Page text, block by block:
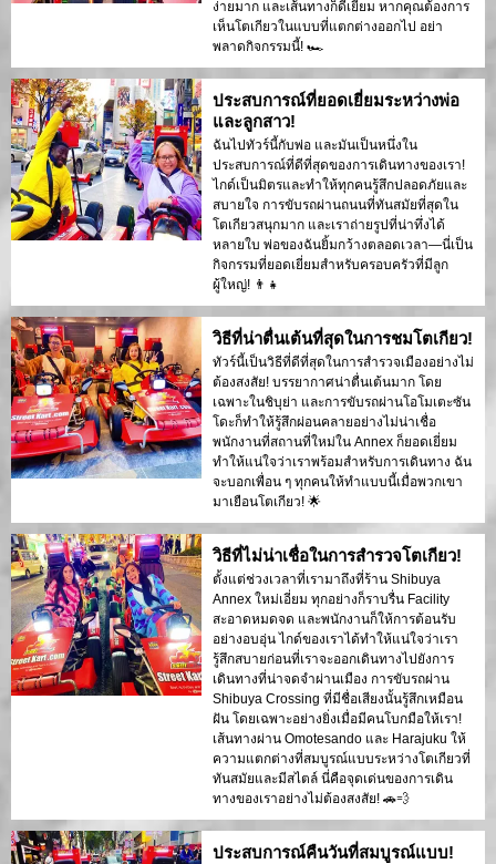
ง่ายมาก และเส้นทางก็ดีเยี่ยม หากคุณต้องการ
เห็นโตเกียวในแบบที่แตกต่างออกไป อย่า
พลาดกิจกรรมนี้! 🏎️
ประสบการณ์ที่ยอดเยี่ยมระหว่างพ่อ
และลูกสาว!
ฉันไปทัวร์นี้กับพ่อ และมันเป็นหนึ่งใน
ประสบการณ์ที่ดีที่สุดของการเดินทางของเรา!
ไกด์เป็นมิตรและทำให้ทุกคนรู้สึกปลอดภัยและ
สบายใจ การขับรถผ่านถนนที่ทันสมัยที่สุดใน
โตเกียวสนุกมาก และเราถ่ายรูปที่น่าทึ่งได้
หลายใบ พ่อของฉันยิ้มกว้างตลอดเวลา—นี่เป็น
กิจกรรมที่ยอดเยี่ยมสำหรับครอบครัวที่มีลูก
ผู้ใหญ่! 👨‍👧
วิธีที่น่าตื่นเต้นที่สุดในการชมโตเกียว!
ทัวร์นี้เป็นวิธีที่ดีที่สุดในการสำรวจเมืองอย่างไม่
ต้องสงสัย! บรรยากาศน่าตื่นเต้นมาก โดย
เฉพาะในชิบุย่า และการขับรถผ่านโอโมเตะซัน
โดะก็ทำให้รู้สึกผ่อนคลายอย่างไม่น่าเชื่อ
พนักงานที่สถานที่ใหม่ใน Annex ก็ยอดเยี่ยม
ทำให้แน่ใจว่าเราพร้อมสำหรับการเดินทาง ฉัน
จะบอกเพื่อน ๆ ทุกคนให้ทำแบบนี้เมื่อพวกเขา
มาเยือนโตเกียว! 🌟
วิธีที่ไม่น่าเชื่อในการสำรวจโตเกียว!
ตั้งแต่ช่วงเวลาที่เรามาถึงที่ร้าน Shibuya
Annex ใหม่เอี่ยม ทุกอย่างก็ราบรื่น Facility
สะอาดหมดจด และพนักงานก็ให้การต้อนรับ
อย่างอบอุ่น ไกด์ของเราได้ทำให้แน่ใจว่าเรา
รู้สึกสบายก่อนที่เราจะออกเดินทางไปยังการ
เดินทางที่น่าจดจำผ่านเมือง การขับรถผ่าน
Shibuya Crossing ที่มีชื่อเสียงนั้นรู้สึกเหมือน
ฝัน โดยเฉพาะอย่างยิ่งเมื่อมีคนโบกมือให้เรา!
เส้นทางผ่าน Omotesando และ Harajuku ให้
ความแตกต่างที่สมบูรณ์แบบระหว่างโตเกียวที่
ทันสมัยและมีสไตล์ นี่คือจุดเด่นของการเดิน
ทางของเราอย่างไม่ต้องสงสัย! 🚗💨
ประสบการณ์คืนวันที่สมบูรณ์แบบ!